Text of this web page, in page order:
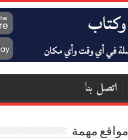
اتصل بنا
مواقع مهمة